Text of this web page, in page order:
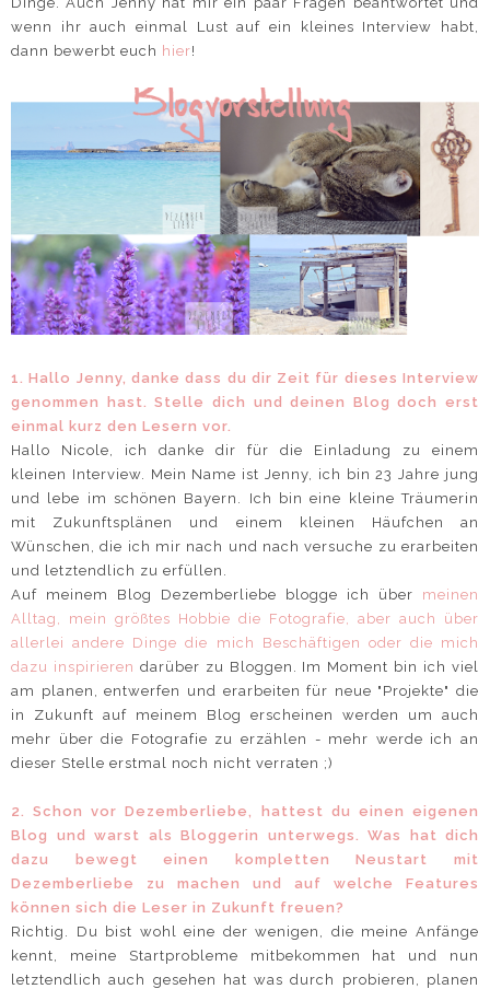
wenn ihr auch einmal Lust auf ein kleines Interview habt,
dann bewerbt euch hier!
1. Hallo Jenny, danke dass du dir Zeit für dieses Interview
genommen hast. Stelle dich und deinen Blog doch erst
einmal kurz den Lesern vor.
Hallo Nicole, ich danke dir für die Einladung zu einem
kleinen Interview. Mein Name ist Jenny, ich bin 23 Jahre jung
und lebe im schönen Bayern. Ich bin eine kleine Träumerin
mit Zukunftsplänen und einem kleinen Häufchen an
Wünschen, die ich mir nach und nach versuche zu erarbeiten
und letztendlich zu erfüllen.
Auf meinem Blog Dezemberliebe blogge ich über meinen
Alltag, mein größtes Hobbie die Fotografie, aber auch über
allerlei andere Dinge die mich Beschäftigen oder die mich
dazu inspirieren darüber zu Bloggen. Im Moment bin ich viel
am planen, entwerfen und erarbeiten für neue "Projekte" die
in Zukunft auf meinem Blog erscheinen werden um auch
mehr über die Fotografie zu erzählen - mehr werde ich an
dieser Stelle erstmal noch nicht verraten ;)
2. Schon vor Dezemberliebe, hattest du einen eigenen
Blog und warst als Bloggerin unterwegs. Was hat dich
dazu bewegt einen kompletten Neustart mit
Dezemberliebe zu machen und auf welche Features
können sich die Leser in Zukunft freuen?
Richtig. Du bist wohl eine der wenigen, die meine Anfänge
kennt, meine Startprobleme mitbekommen hat und nun
letztendlich auch gesehen hat was durch probieren, planen